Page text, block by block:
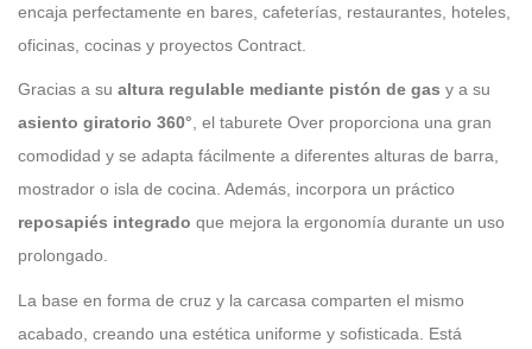
encaja perfectamente en bares, cafeterías, restaurantes, hoteles,
oficinas, cocinas y proyectos Contract.
Gracias a su altura regulable mediante pistón de gas y a su
asiento giratorio 360°, el taburete Over proporciona una gran
comodidad y se adapta fácilmente a diferentes alturas de barra,
mostrador o isla de cocina. Además, incorpora un práctico
reposapiés integrado que mejora la ergonomía durante un uso
prolongado.
La base en forma de cruz y la carcasa comparten el mismo
acabado, creando una estética uniforme y sofisticada. Está